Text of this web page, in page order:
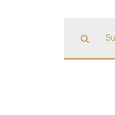
nach: